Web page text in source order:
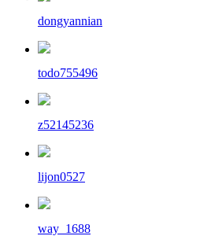
dongyannian
todo755496
z52145236
lijon0527
way_1688